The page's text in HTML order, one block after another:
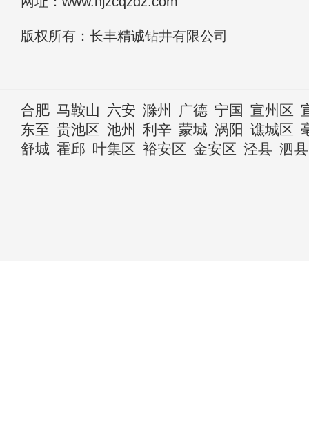
版权所有：长丰精诚钻井有限公司
合肥 马鞍山 六安 滁州 广德 宁国 宣州区
东至 贵池区 池州 利辛 蒙城 涡阳 谯城区
舒城 霍邱 叶集区 裕安区 金安区 泾县 泗县